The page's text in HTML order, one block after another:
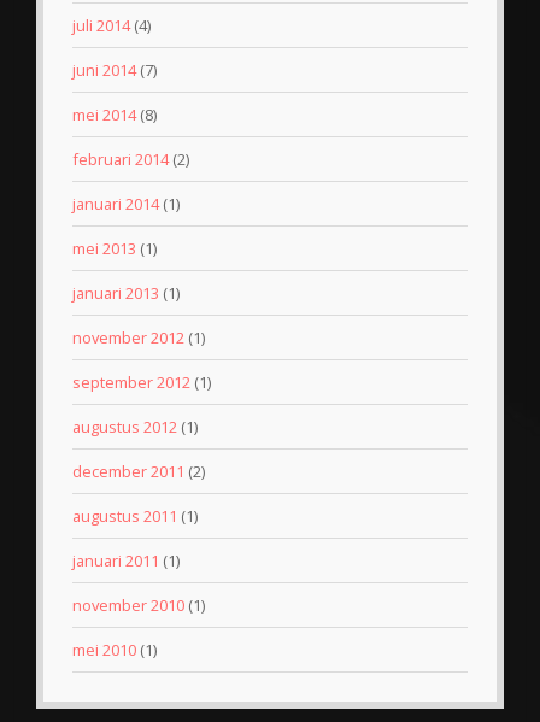
juli 2014(4)
juni 2014(7)
mei 2014(8)
februari 2014(2)
januari 2014(1)
mei 2013 (1)
januari 2013 (1)
november 2012 (1)
september 2012 (1)
augustus 2012 (1)
december 2011 (2)
augustus 2011 (1)
januari 2011 (1)
november 2010 (1)
mei 2010 (1)